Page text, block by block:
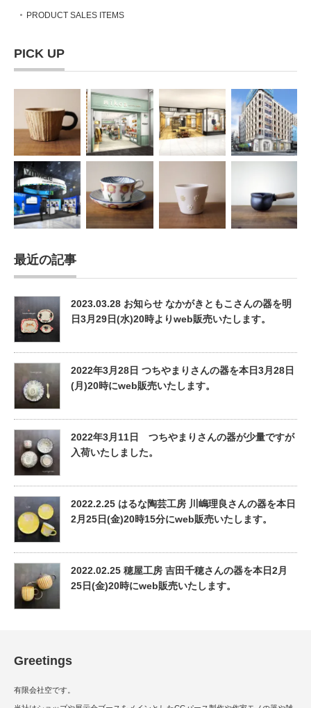
PRODUCT SALES ITEMS
PICK UP
最近の記事
2023.03.28 お知らせ なかがきともこさんの器を明
日3月29日(水)20時よりweb販売いたします。
2022年3月28日 つちやまりさんの器を本日3月28日
(月)20時にweb販売いたします。
2022年3月11日 つちやまりさんの器が少量ですが
入荷いたしました。
2022.2.25 はるな陶芸工房 川嶋理良さんの器を本日
2月25日(金)20時15分にweb販売いたします。
2022.02.25 穂屋工房 吉田千穂さんの器を本日2月
25日(金)20時にweb販売いたします。
Greetings
有限会社空です。